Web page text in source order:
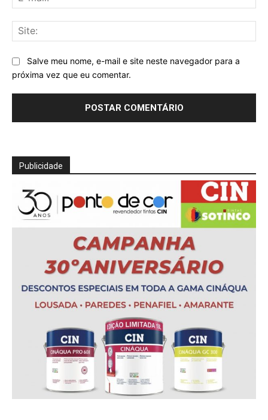
Salve meu nome, e-mail e site neste navegador para a
próxima vez que eu comentar.
Publicidade